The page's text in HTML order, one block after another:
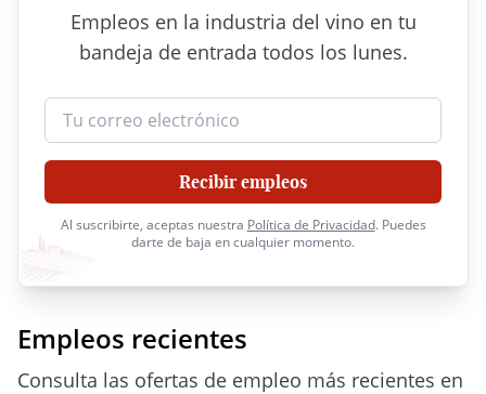
Empleos en la industria del vino en tu
bandeja de entrada todos los lunes.
Recibir empleos
Al suscribirte, aceptas nuestra Política de Privacidad. Puedes
darte de baja en cualquier momento.
Empleos recientes
Consulta las ofertas de empleo más recientes en